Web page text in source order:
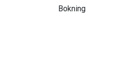
Bokning